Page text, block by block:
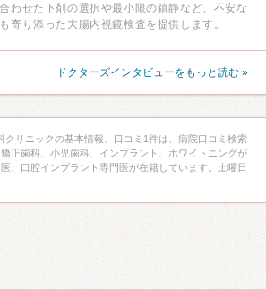
わせた下剤の選択や最小限の鎮静など、不安な
寄り添った大腸内視鏡検査を提供します。
ドクターズインタビューをもっと読む »
クリニックの基本情報、口コミ1件は、病院口コミ検索
正歯科、小児歯科、インプラント、ホワイトニングが
、口腔インプラント専門医が在籍しています。土曜日